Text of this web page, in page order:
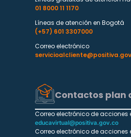
01 8000 11 1170
Líneas de atención en Bogotá
(+57) 601 3307000
Correo electrónico
Contactos plan
Correo electrónico de
educavirtual@positiva.gov.co
Correo electrónico de